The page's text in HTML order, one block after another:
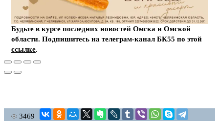
Будьте в курсе последних новостей Омска и Омской
области. Подпишитесь на телеграм-канал БК55 по этой
ссылке.
3469